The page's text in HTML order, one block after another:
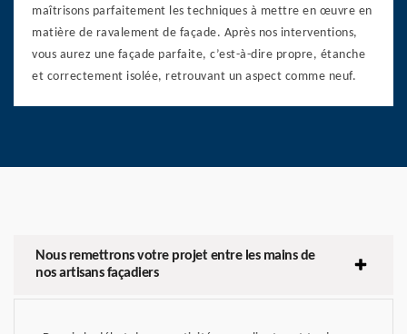
maîtrisons parfaitement les techniques à mettre en œuvre en
matière de ravalement de façade. Après nos interventions,
vous aurez une façade parfaite, c’est-à-dire propre, étanche
et correctement isolée, retrouvant un aspect comme neuf.
Nous remettrons votre projet entre les mains de
nos artisans façadiers